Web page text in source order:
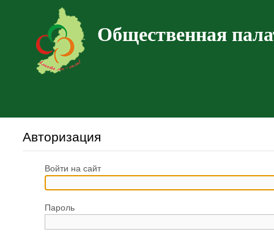
Общественная
Авторизация
Войти на сайт
Пароль